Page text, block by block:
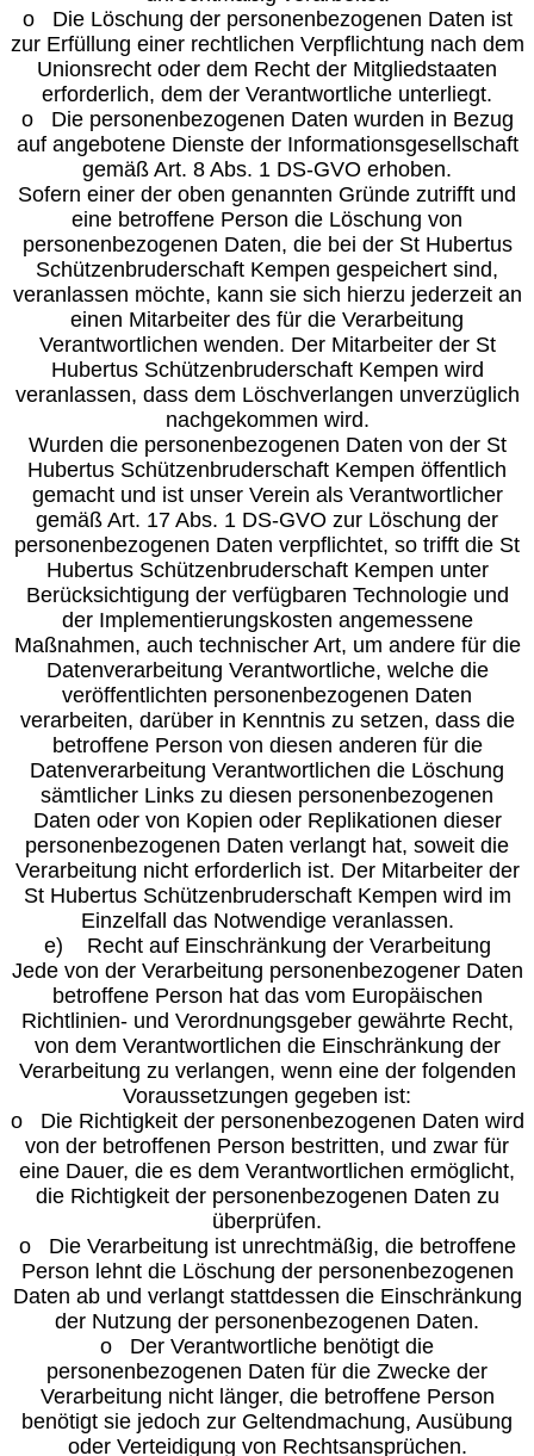
o Die Löschung der personenbezogenen Daten ist
zur Erfüllung einer rechtlichen Verpflichtung nach dem
Unionsrecht oder dem Recht der Mitgliedstaaten
erforderlich, dem der Verantwortliche unterliegt.
o Die personenbezogenen Daten wurden in Bezug
auf angebotene Dienste der Informationsgesellschaft
gemäß Art. 8 Abs. 1 DS-GVO erhoben.
Sofern einer der oben genannten Gründe zutrifft und
eine betroffene Person die Löschung von
personenbezogenen Daten, die bei der St Hubertus
Schützenbruderschaft Kempen gespeichert sind,
veranlassen möchte, kann sie sich hierzu jederzeit an
einen Mitarbeiter des für die Verarbeitung
Verantwortlichen wenden. Der Mitarbeiter der St
Hubertus Schützenbruderschaft Kempen wird
veranlassen, dass dem Löschverlangen unverzüglich
nachgekommen wird.
Wurden die personenbezogenen Daten von der St
Hubertus Schützenbruderschaft Kempen öffentlich
gemacht und ist unser Verein als Verantwortlicher
gemäß Art. 17 Abs. 1 DS-GVO zur Löschung der
personenbezogenen Daten verpflichtet, so trifft die St
Hubertus Schützenbruderschaft Kempen unter
Berücksichtigung der verfügbaren Technologie und
der Implementierungskosten angemessene
Maßnahmen, auch technischer Art, um andere für die
Datenverarbeitung Verantwortliche, welche die
veröffentlichten personenbezogenen Daten
verarbeiten, darüber in Kenntnis zu setzen, dass die
betroffene Person von diesen anderen für die
Datenverarbeitung Verantwortlichen die Löschung
sämtlicher Links zu diesen personenbezogenen
Daten oder von Kopien oder Replikationen dieser
personenbezogenen Daten verlangt hat, soweit die
Verarbeitung nicht erforderlich ist. Der Mitarbeiter der
St Hubertus Schützenbruderschaft Kempen wird im
Einzelfall das Notwendige veranlassen.
e) Recht auf Einschränkung der Verarbeitung
Jede von der Verarbeitung personenbezogener Daten
betroffene Person hat das vom Europäischen
Richtlinien- und Verordnungsgeber gewährte Recht,
von dem Verantwortlichen die Einschränkung der
Verarbeitung zu verlangen, wenn eine der folgenden
Voraussetzungen gegeben ist:
o Die Richtigkeit der personenbezogenen Daten wird
von der betroffenen Person bestritten, und zwar für
eine Dauer, die es dem Verantwortlichen ermöglicht,
die Richtigkeit der personenbezogenen Daten zu
überprüfen.
o Die Verarbeitung ist unrechtmäßig, die betroffene
Person lehnt die Löschung der personenbezogenen
Daten ab und verlangt stattdessen die Einschränkung
der Nutzung der personenbezogenen Daten.
o Der Verantwortliche benötigt die
personenbezogenen Daten für die Zwecke der
Verarbeitung nicht länger, die betroffene Person
benötigt sie jedoch zur Geltendmachung, Ausübung
oder Verteidigung von Rechtsansprüchen.